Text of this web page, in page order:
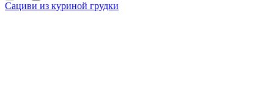
Сациви из куриной грудки